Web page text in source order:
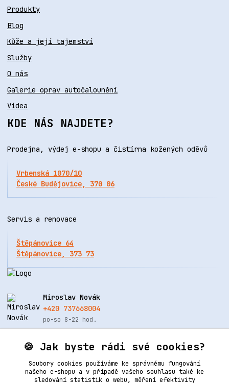
Produkty
Blog
Kůže a její tajemství
Služby
O nás
Galerie oprav autočalounění
Videa
KDE NÁS NAJDETE?
Prodejna, výdej e-shopu a čistírna kožených oděvů
Vrbenská 1070/10
České Budějovice, 370 06
Servis a renovace
Štěpánovice 64
Štěpánovice, 373 73
Miroslav Novák
+420 737668004
po-so 8-22 hod.
info@renovacekuze.cz
🍪 Jak byste rádi své cookies?
Soubory cookies používáme ke správnému fungování
našeho e-shopu a v případě vašeho souhlasu také ke
sledování statistik o webu, měření efektivity